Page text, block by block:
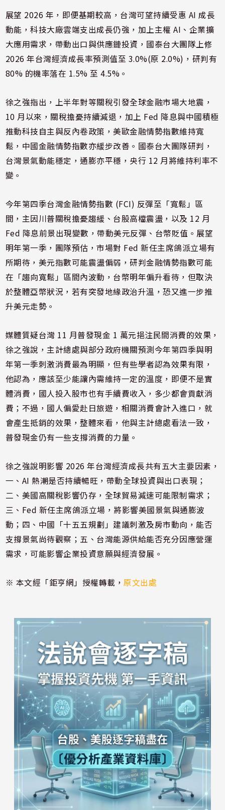
展望 2026 年，即便基期較高，台灣可望持續受惠 AI 成長
動能，科技大廠雲端支出成長仍強，加上主權 AI、企業擴
大應用需求，帶動出口與供應鏈投資，國泰台大團隊上修
2026 年台灣經濟成長率預測值至 3.0%(原 2.0%)，研判有
80% 的機率落在 1.5% 至 4.5%。
徐之強指出，上半年對等關稅引發全球金融市場大地震，
10 月以來，關稅擔憂持續減退，加上 Fed 降息與中國積極
推動科技自主與反內卷政策，美歐金融情勢指數維持寬
鬆，中國金融情勢指數亦緩步改善。國泰台大團隊研判，
台灣景氣動能穩定，通膨亦平穩，央行 12 月將維持利率不
變。
今年第四季台灣金融情勢指數 (FCI) 反彈至「寬鬆」區
間，主因川普關稅擔憂趨緩、台股高檔震盪，以及 12 月
Fed 降息前景出現變數，帶動美元反彈、台幣貶值。展望
明年第一季，團隊預估，市場對 Fed 新任主席鴿派立場有
所期待，美元指數可能震盪偏弱，研判金融情勢指數可能
在「趨向寬鬆」區間內波動，台幣明年偏升看待，但取決
於整體亞幣狀況，若有突發地緣政治升溫，恐又進一步推
升美元走勢。
媒體質疑台灣 11 月普發現金 1 萬元挹注民間消費的效果，
徐之強說，主計總處與部分政府機關預測今年第四季與明
年第一季刺激消費最為明顯，但有些學者認為效果有限，
他認為，應該至少能讓內需維持一定的溫度，即便不是實
體消費，國人投入股市也有手續費收入，多少都會貢獻消
費；不過，國人偏愛赴日旅遊，相關消費會計入進口，就
會產生抵銷的效果，整體來看，他與主計總處看法一致，
普發現金仍有一些支撐消費的力量。
徐之強說明影響 2026 年台灣經濟成長共有五大主要因素，
一、AI 熱潮是否持續暢旺，帶動全球投資與出口表現；
二、美國高關稅影響仍存，全球貿易減速可能限制需求；
三、Fed 新任主席鴿派立場，將影響美國景氣與通膨波
動；四、中國「十五五規劃」建議刺激及房市動向，能否
支撐景氣尚待觀察；五、台灣能源供給能否充分因應營運
需求，可能影響企業投資意願與經濟發展。
※ 本文經「鉅亨網」授權轉載，原文出處